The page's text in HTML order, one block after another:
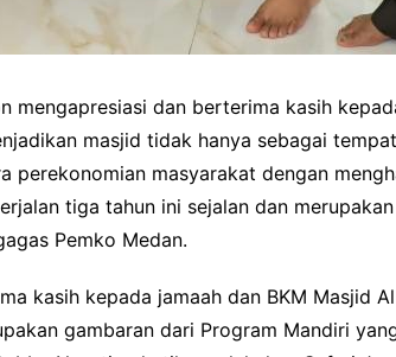
mengapresiasi dan berterima kasih
masjid tidak hanya sebagai
perekonomian masyarakat dengan
tiga tahun ini sejalan dan
Pemko Medan.
kasih kepada jamaah dan BKM Masjid
gambaran dari Program Mandiri